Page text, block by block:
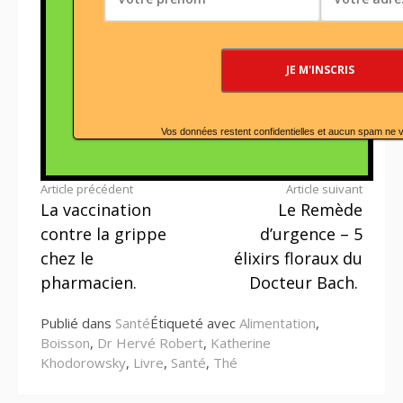
Vos données restent confidentielles et aucun spam ne
Lire
la
suite
Article précédent
La vaccination
contre la grippe
chez le
pharmacien.
Article suivant
Le Remède
d’urgence – 5
élixirs floraux du
Docteur Bach.
Publié dans SantéÉtiqueté avec Alimentation,
Boisson, Dr Hervé Robert, Katherine
Khodorowsky, Livre, Santé, Thé